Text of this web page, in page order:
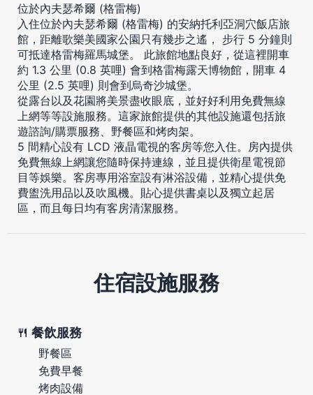
位於內夫瑟希爾 (格雷梅)
入住位於內夫瑟希爾 (格雷梅) 的安納托利亞洞穴飯店旅
館，距離歌樂美國家公園只有幾步之遙， 步行 5 分鐘則
可抵達格雷梅羅馬城堡。 此旅館地點良好，從這裡開車
約 1.3 公里 (0.8 英哩) 會到格雷梅露天博物館，開車 4
公里 (2.5 英哩) 則會到烏奇沙城堡。
從露台以及花園將美景盡收眼底，並好好利用免費無線
上網等等設施服務。這家旅館提供的其他設施還包括旅
遊諮詢/購票服務、野餐區和烤肉架。
5 間精心設有 LCD 液晶電視的客房等您入住。房內提供
免費無線上網讓您隨時保持連線，並且提供衛星電視節
目等娛樂。客房專用浴室設有淋浴設備，並精心提供免
費盥洗用品以及吹風機。貼心提供書桌以及獨立起居
區，而且每日均有客房清潔服務。
住宿設施服務
餐飲服務
野餐區
免費早餐
烤肉設備